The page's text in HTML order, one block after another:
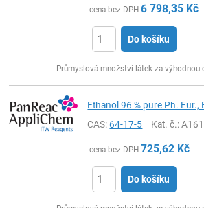
cena bez DPH 6 798,35 Kč
Do košíku
Průmyslová množství látek za výhodnou
Ethanol 96 % pure Ph. Eur.,
CAS:64-17-5 Kat. č.:
cena bez DPH 725,62 Kč
Do košíku